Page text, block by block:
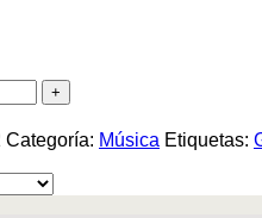
Categoría: Música Etiquetas: